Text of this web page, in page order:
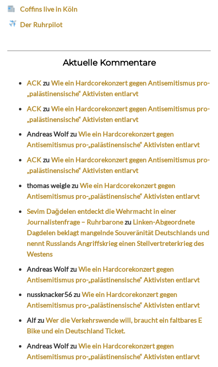
Coffins live in Köln
Der Ruhrpilot
Aktuelle Kommentare
ACKzuWie ein Hardcorekonzert gegen Antisemitismus pro-
„palästinensische“ Aktivisten entlarvt
ACKzuWie ein Hardcorekonzert gegen Antisemitismus pro-
„palästinensische“ Aktivisten entlarvt
Andreas WolfzuWie ein Hardcorekonzert gegen
Antisemitismus pro-„palästinensische“ Aktivisten entlarvt
ACKzuWie ein Hardcorekonzert gegen Antisemitismus pro-
„palästinensische“ Aktivisten entlarvt
thomas weiglezuWie ein Hardcorekonzert gegen
Antisemitismus pro-„palästinensische“ Aktivisten entlarvt
Sevim Dağdelen entdeckt die Wehrmacht in einer
Journalistenfrage – Ruhrbaronezu Linken-Abgeordnete
Dagdelen beklagt mangelnde Souveränität Deutschlands und
nennt Russlands Angriffskrieg einen Stellvertreterkrieg des
Westens
Andreas WolfzuWie ein Hardcorekonzert gegen
Antisemitismus pro-„palästinensische“ Aktivisten entlarvt
nussknacker56zuWie ein Hardcorekonzert gegen
Antisemitismus pro-„palästinensische“ Aktivisten entlarvt
AlfzuWer die Verkehrswende will, braucht ein faltbares E
Bike und ein Deutschland Ticket.
Andreas WolfzuWie ein Hardcorekonzert gegen
Antisemitismus pro-„palästinensische“ Aktivisten entlarvt